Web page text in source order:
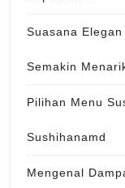
Suasana
Semakin
Pilihan Menu
Sushihanamd
Mengenal